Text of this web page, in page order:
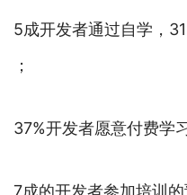
5成开发者通过自学，
；
37%开发者愿意付费学
7成的开发者参加培训的